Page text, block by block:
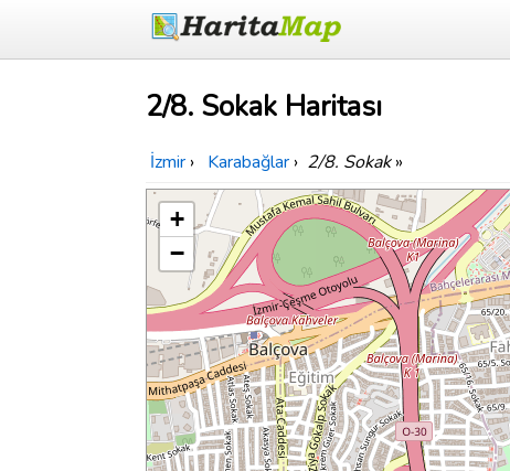
2/8. Sokak Haritası
İzmir › Karabağlar › 2/8. Sokak»
+
−